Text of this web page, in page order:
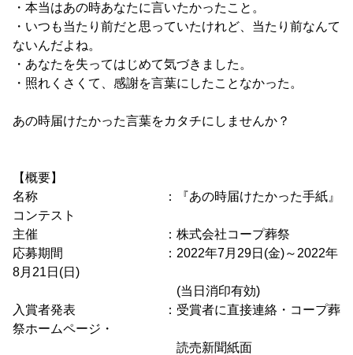
・本当はあの時あなたに言いたかったこと。
・いつも当たり前だと思っていたけれど、当たり前なんて
ないんだよね。
・あなたを失ってはじめて気づきました。
・照れくさくて、感謝を言葉にしたことなかった。
あの時届けたかった言葉をカタチにしませんか？
【概要】
名称 ：『あの時届けたかった手紙』
コンテスト
主催 ：株式会社コープ葬祭
応募期間 ：2022年7月29日(金)～2022年
8月21日(日)
(当日消印有効)
入賞者発表 ：受賞者に直接連絡・コープ葬
祭ホームページ・
読売新聞紙面